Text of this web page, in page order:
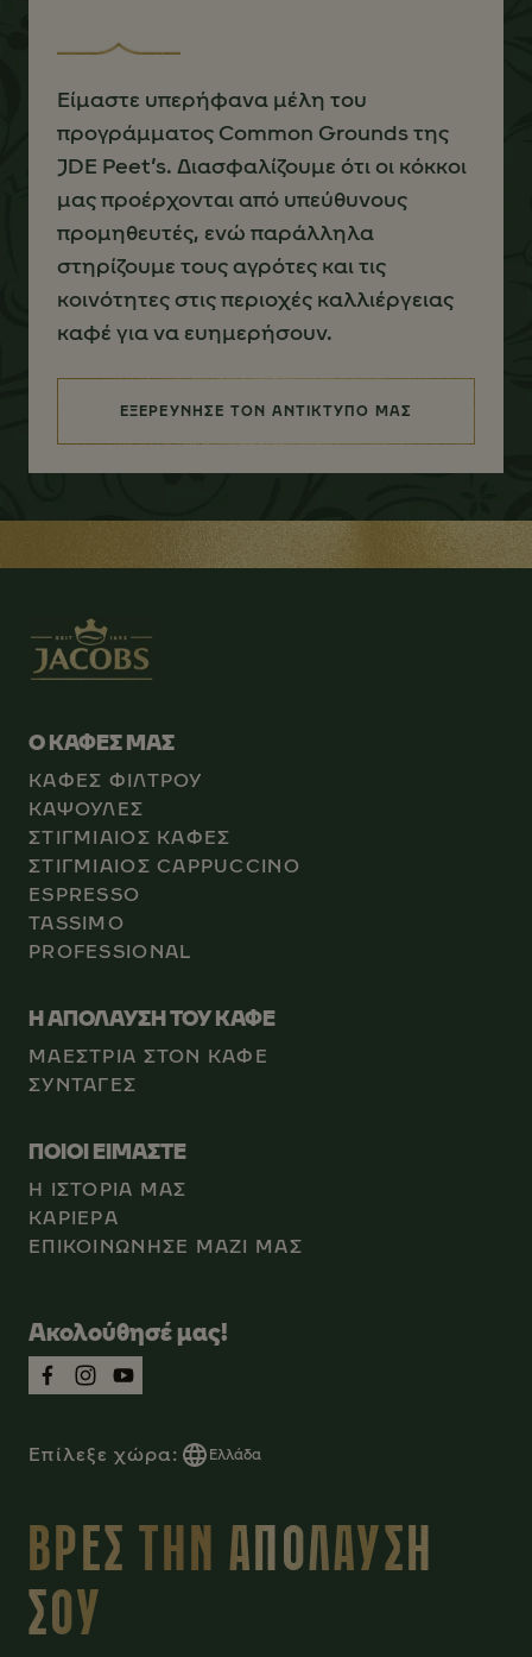
Είμαστε υπερήφανα μέλη του
προγράμματος Common Grounds της
JDE Peet’s. Διασφαλίζουμε ότι οι κόκκοι
μας προέρχονται από υπεύθυνους
προμηθευτές, ενώ παράλληλα
στηρίζουμε τους αγρότες και τις
κοινότητες στις περιοχές καλλιέργειας
καφέ για να ευημερήσουν.
ΕΞΕΡΕΥΝΗΣΕ ΤΟΝ ΑΝΤΙΚΤΥΠΟ ΜΑΣ
Ο ΚΑΦΕΣ ΜΑΣ
ΚΑΦΕΣ ΦΙΛΤΡΟΥ
ΚΑΨΟΥΛΕΣ
ΣΤΙΓΜΙΑΙΟΣ ΚΑΦΕΣ
ΣΤΙΓΜΙΑΙΟΣ CAPPUCCINO
ESPRESSO
TASSIMO
PROFESSIONAL
Η ΑΠΟΛΑΥΣΗ ΤΟΥ ΚΑΦΕ
ΜΑΕΣΤΡΙΑ ΣΤΟΝ ΚΑΦΕ
ΣΥΝΤΑΓΕΣ
ΠΟΙΟΙ ΕΙΜΑΣΤΕ
Η ΙΣΤΟΡΙΑ ΜΑΣ
ΚΑΡΙEΡΑ
ΕΠΙΚΟΙΝΩΝΗΣΕ ΜΑΖΙ ΜΑΣ
Ακολούθησέ μας!
Επίλεξε χώρα: Ελλάδα
ΒΡΕΣ ΤΗΝ ΑΠΟΛΑΥΣΗ
ΣΟΥ